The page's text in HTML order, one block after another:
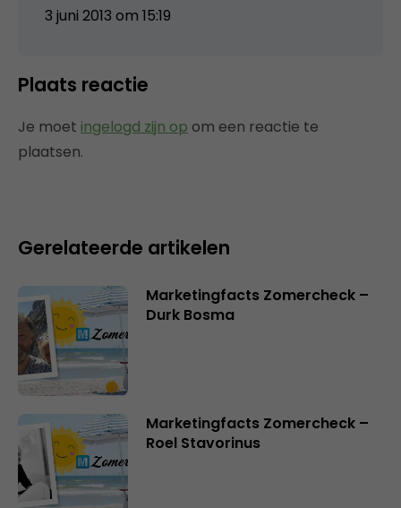
3 juni 2013 om 15:19
Plaats reactie
Je moet ingelogd zijn op om een reactie te
plaatsen.
Gerelateerde artikelen
Marketingfacts Zomercheck –
Durk Bosma
Marketingfacts Zomercheck –
Roel Stavorinus